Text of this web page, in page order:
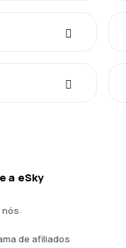
a eSky
nós
de afiliados